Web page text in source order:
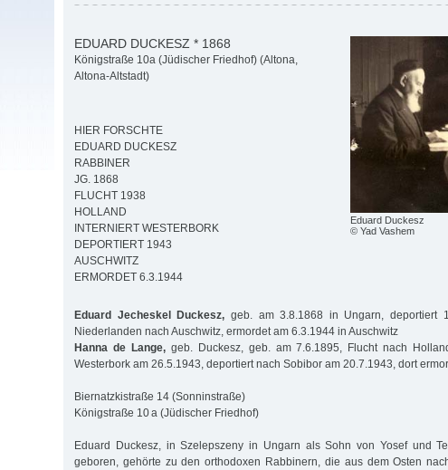
Eduard Duckesz
© Yad Vashem
EDUARD DUCKESZ * 1868
Königstraße 10a (Jüdischer Friedhof) (Altona,
Altona-Altstadt)
HIER FORSCHTE
EDUARD DUCKESZ
RABBINER
JG. 1868
FLUCHT 1938
HOLLAND
INTERNIERT WESTERBORK
DEPORTIERT 1943
AUSCHWITZ
ERMORDET 6.3.1944
Eduard Jecheskel Duckesz, geb. am 3.8.1868 in Ungarn, deportiert
Niederlanden nach Auschwitz, ermordet am 6.3.1944 in Auschwitz
Hanna de Lange,geb. Duckesz, geb. am 7.6.1895, Flucht nach
Westerbork am 26.5.1943, deportiert nach Sobibor am 20.7.1943, dort
Biernatzkistraße 14 (Sonninstraße)
Königstraße 10 a (Jüdischer Friedhof)
Eduard Duckesz, in Szelepszeny in Ungarn als Sohn von Yosef und
geboren, gehörte zu den orthodoxen Rabbinern, die aus dem Osten